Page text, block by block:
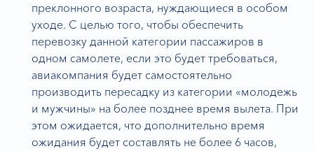
преклонного возраста, нуждающиеся в особом
уходе. С целью того, чтобы обеспечить
перевозку данной категории пассажиров в
одном самолете, если это будет требоваться,
авиакомпания будет самостоятельно
производить пересадку из категории «молодежь
и мужчины» на более позднее время вылета. При
этом ожидается, что дополнительно время
ожидания будет составлять не более 6 часов,